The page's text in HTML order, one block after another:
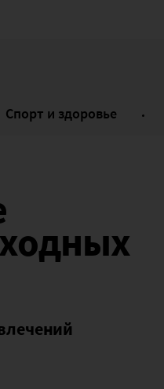
Спорт и здоровье